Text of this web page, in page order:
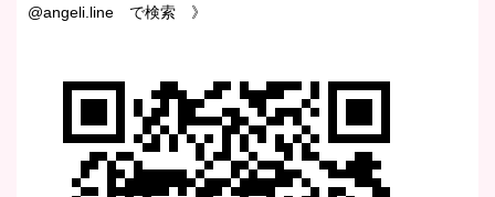
@angeli.line で検索 》